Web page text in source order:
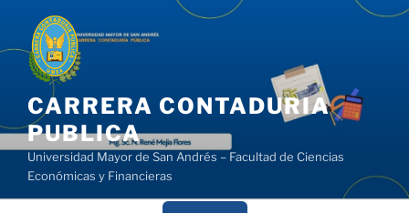
contenido
CARRERA CONTADURIA
PUBLICA
Universidad Mayor de San Andrés – Facultad de Ciencias
Económicas y Financieras